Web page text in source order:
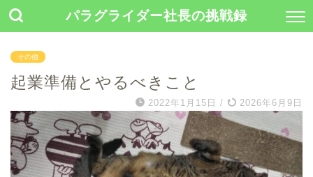
パラグライダー社長の挑戦録
その他
起業準備とやるべきこと
2022年1月15日 / 2026年6月9日